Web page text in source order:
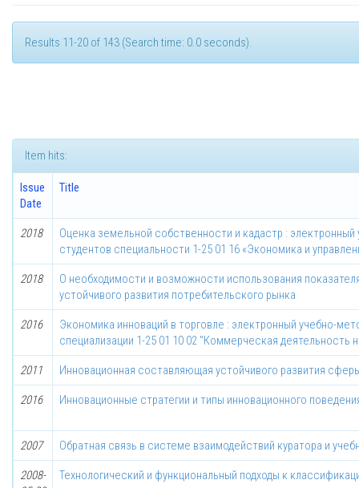
Results 11-20 of 143 (Search time: 0.0 seconds).
Item hits:
Issue
Date
Title
2018
Оценка земельной собственности и кадастр :
студентов специальности 1-25 01 16 «Экономика и
2018
О необходимости и возможности использования
устойчивого развития потребительского рынка
2016
Экономика инноваций в торговле : электронный учебно-
специализации 1-25 01 10 02 "Коммерческая деятельность
2011 Инновационная составляющая устойчивого развития
2016 Инновационные стратегии и типы инновационного
2007 Обратная связь в системе взаимодействий куратора и
2008-
Технологический и функциональный подходы к